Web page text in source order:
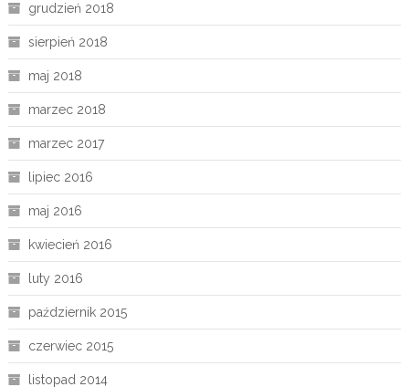
grudzień 2018
sierpień 2018
maj 2018
marzec 2018
marzec 2017
lipiec 2016
maj 2016
kwiecień 2016
luty 2016
październik 2015
czerwiec 2015
listopad 2014